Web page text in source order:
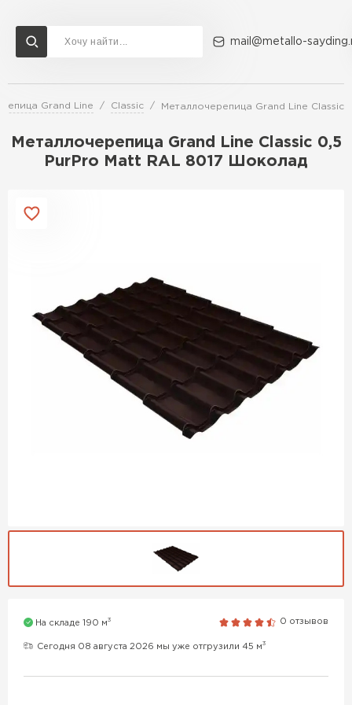
mail@metallo-
Grand Line Classic Металлочерепица Grand Line
Металлочерепица Grand Line Classic 0,5
PurPro Matt RAL 8017 Шоколад
На складе 190 м3 0 отзывов
Сегодня 08 августа 2026 мы уже отгрузили 45 м3
Доставка и оплата Акции О компании Контакты
Перейти в каталог